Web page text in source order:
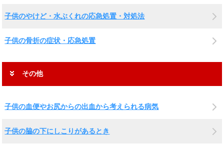
子供のやけど・水ぶくれの応急処置・対処法
子供の骨折の症状・応急処置
その他
子供の血便やお尻からの出血から考えられる病気
子供の脇の下にしこりがあるとき